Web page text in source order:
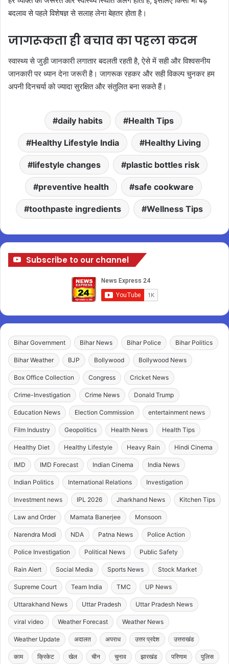
बदलाव से पहले विशेषज्ञ से सलाह लेना बेहतर होता है।
जागरूकता ही बचाव का पहला कदम
स्वास्थ्य से जुड़ी जानकारी लगातार बदलती रहती है, ऐसे में सही और विश्वसनीय
जानकारी पर ध्यान देना जरूरी है। जागरूक रहकर और सही विकल्प चुनकर हम
अपनी दिनचर्या को ज्यादा सुरक्षित और संतुलित बना सकते हैं।
daily habits Health Tips
Healthy Lifestyle India Healthy Living
lifestyle changes plastic bottles risk
preventive health safe cookware
toothpaste ingredients Wellness Tips
Subscribe to our channel
Bihar Government Bihar News Bihar Police Bihar Politics
Bihar Weather BJP Bollywood Bollywood News
Box Office Collection Congress Cricket News
Crime-Investigation Crime News Donald Trump
Education News Election Commission entertainment news
Film Industry Geopolitics Health News Health Tips
Healthy Diet Healthy Lifestyle Heavy Rain Hindi Cinema
IMD IMD Forecast Indian Cinema India News
Indian Politics International Relations Investigation
Investment news IPL 2026 Jharkhand News Kitchen Tips
Law and Order Mamata Banerjee Monsoon
Narendra Modi NDA Patna News Police Action
Police Investigation Political News Public Safety
Rain Alert Social Media Sports News Stock Market
Supreme Court Team India TMC UP News
Uttarakhand News Uttar Pradesh Uttar Pradesh News
viral video Weather Forecast Weather News
Weather Update अदालत अपराध उत्तर प्रदेश उत्तराखंड
काम क्रिकेट खेल चीन चुनाव झारखंड परिणाम पुलिस